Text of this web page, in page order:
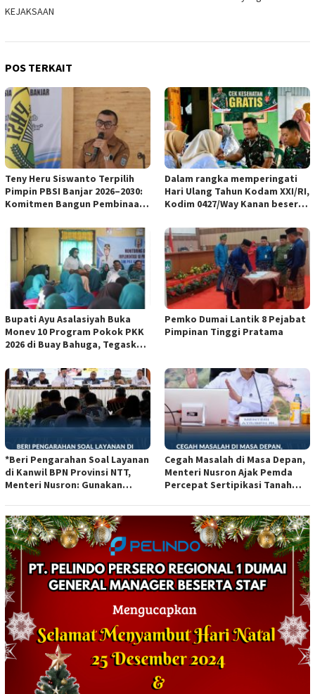
KEJAKSAAN
POS TERKAIT
Teny Heru Siswanto Terpilih
Pimpin PBSI Banjar 2026–2030:
Komitmen Bangun Pembinaan
Berkelanjutan
Dalam rangka memperingati
Hari Ulang Tahun Kodam XXI/RI,
Kodim 0427/Way Kanan beserta
menghadiri kegiatan bakti
kesehatan di Poskesdim
0427/Way Kanan bekerja sama
dengan Puskesmas
Blambangan Umpu
Bupati Ayu Asalasiyah Buka
Monev 10 Program Pokok PKK
2026 di Buay Bahuga, Tegaskan
dan Gotong Royong
Pemko Dumai Lantik 8 Pejabat
Pimpinan Tinggi Pratama
*Beri Pengarahan Soal Layanan
di Kanwil BPN Provinsi NTT,
Menteri Nusron: Gunakan
Cegah Masalah di Masa Depan,
Menteri Nusron Ajak Pemda
Percepat Sertipikasi Tanah